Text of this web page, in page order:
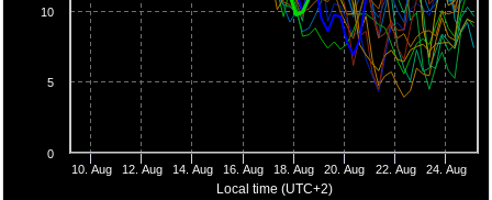
Local time (UTC+2)
10. Aug 12. Aug 14. Aug 16. Aug 18. Aug 20. Aug 22. Aug 24. Aug
0
5
10